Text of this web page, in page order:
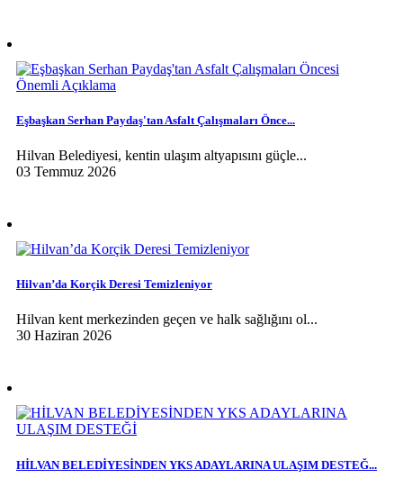
Eşbaşkan Serhan Paydaş'tan Asfalt Çalışmaları Önce...
Hilvan Belediyesi, kentin ulaşım altyapısını güçle...
03 Temmuz 2026
Hilvan’da Korçik Deresi Temizleniyor
Hilvan kent merkezinden geçen ve halk sağlığını ol...
30 Haziran 2026
HİLVAN BELEDİYESİNDEN YKS ADAYLARINA ULAŞIM DESTEĞ...